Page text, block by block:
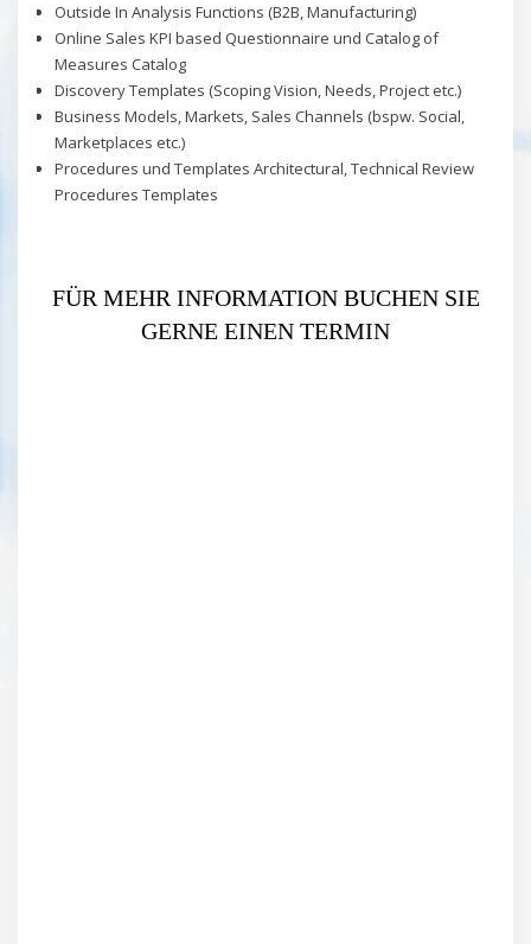
Outside In Analysis Functions (B2B, Manufacturing)
Online Sales KPI based Questionnaire und Catalog of
Measures Catalog
Discovery Templates (Scoping Vision, Needs, Project etc.)
Business Models, Markets, Sales Channels (bspw. Social,
Marketplaces etc.)
Procedures und Templates Architectural, Technical Review
Procedures Templates
FÜR MEHR INFORMATION BUCHEN SIE
GERNE EINEN TERMIN